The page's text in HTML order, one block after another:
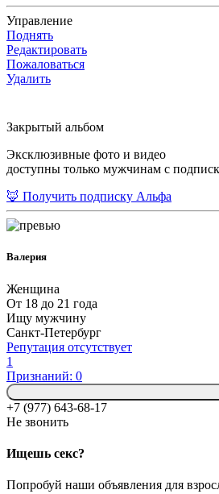
Управление
Поднять
Редактировать
Пожаловаться
Удалить
Закрытый альбом
Эксклюзивные фото и видео
доступны только мужчинам с
🦊 Получить подписку Альфа
Валерия
Женщина
От 18 до 21 года
Ищу мужчину
Санкт-Петербург
Репутация отсутствует
1
Признаний: 0
+7 (977) 643-68-17
Не звонить
Ищешь секс?
Попробуй наши объявления для